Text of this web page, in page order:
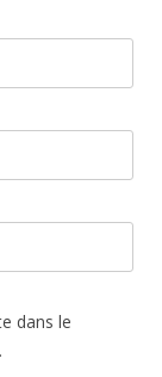
dans le